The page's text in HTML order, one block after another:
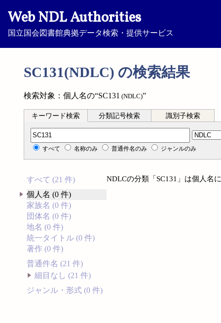
Web NDL Authorities
国立国会図書館典拠データ検索・提供サービス
SC131(NDLC) の検索結果
検索対象：個人名の“SC131 (NDLC)”
キーワード検索 分類記号検索 識別子検索
分類記号検索
すべて 名称のみ 普通件名のみ ジャンルのみ
すべて (21 件)
個人名 (0 件)
家族名 (0 件)
団体名 (0 件)
地名 (0 件)
統一タイトル (0 件)
著作 (0 件)
普通件名 (21 件)
細目なし (21 件)
ジャンル・形式 (0 件)
NDLCの分類「SC131」は個人名